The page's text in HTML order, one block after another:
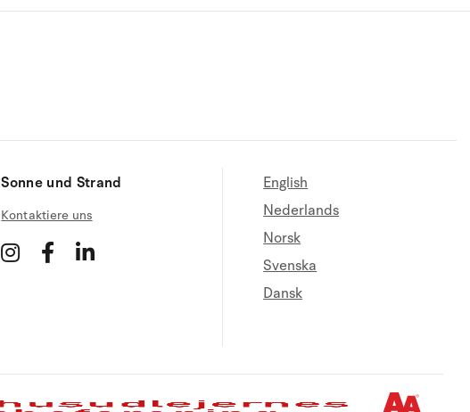
Sonne und Strand
Kontaktiere uns
English
Nederlands
Norsk
Svenska
Dansk